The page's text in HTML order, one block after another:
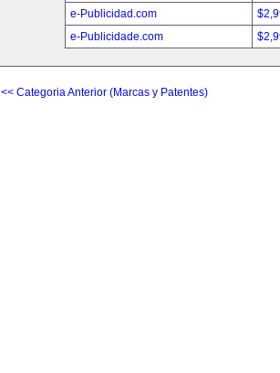
e-Publicidad.com
e-Publicidade.com
<< Categoria Anterior (Marcas y Patentes)